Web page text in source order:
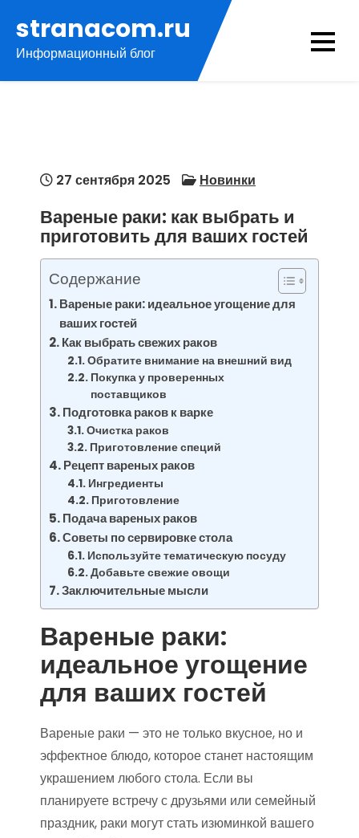
содержимому
stranacom.ru
Информационный блог
27 сентября 2025 Новинки
Вареные раки: как выбрать и
приготовить для ваших гостей
Содержание
Вареные раки: идеальное угощение для
ваших гостей
Как выбрать свежих раков
Обратите внимание на внешний вид
Покупка у проверенных
поставщиков
Подготовка раков к варке
Очистка раков
Приготовление специй
Рецепт вареных раков
Ингредиенты
Приготовление
Подача вареных раков
Советы по сервировке стола
Используйте тематическую посуду
Добавьте свежие овощи
Заключительные мысли
Вареные раки:
идеальное угощение
для ваших гостей
Вареные раки — это не только вкусное, но и
эффектное блюдо, которое станет настоящим
украшением любого стола. Если вы
планируете встречу с друзьями или семейный
праздник, раки могут стать изюминкой вашего